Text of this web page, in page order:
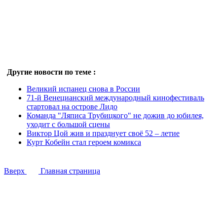
Другие новости по теме :
Великий испанец снова в России
71-й Венецианский международный кинофестиваль
стартовал на острове Лидо
Команда "Ляписа Трубицкого" не дожив до юбилея,
уходит с большой сцены
Виктор Цой жив и празднует своё 52 – летие
Курт Кобейн стал героем комикса
Вверх Главная страница